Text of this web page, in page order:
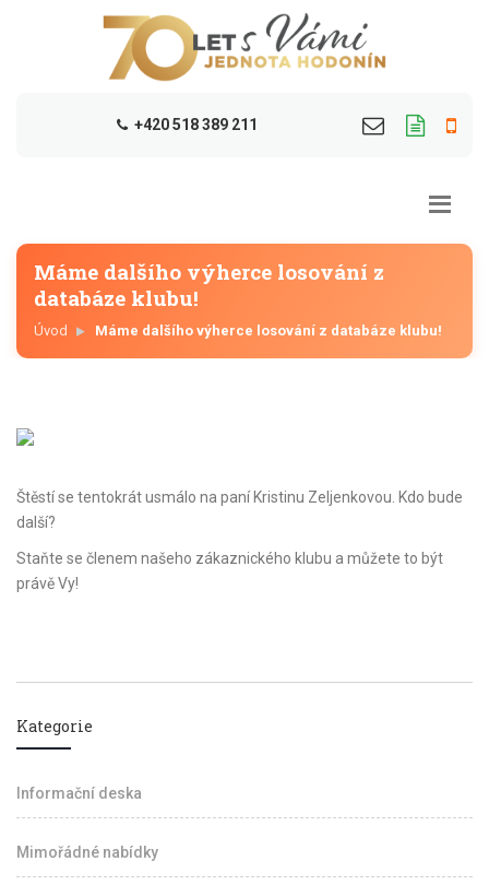
+420 518 389 211
Máme dalšího výherce losování z
databáze klubu!
Úvod Máme dalšího výherce losování z databáze klubu!
Štěstí se tentokrát usmálo na paní Kristinu Zeljenkovou. Kdo bude
další?
Staňte se členem našeho zákaznického klubu a můžete to být
právě Vy!
Kategorie
Informační deska
Mimořádné nabídky